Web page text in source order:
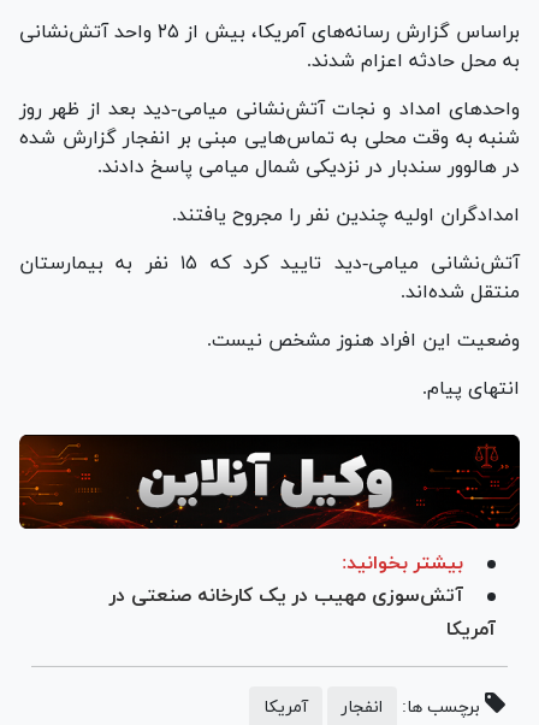
براساس گزارش رسانه‌های آمریکا، بیش از ۲۵ واحد آتش‌نشانی
به محل حادثه اعزام شدند.
واحدهای امداد و نجات آتش‌نشانی میامی-دید بعد از ظهر روز
شنبه به وقت محلی به تماس‌هایی مبنی بر انفجار گزارش شده
در هالوور سندبار در نزدیکی شمال میامی پاسخ دادند.
امدادگران اولیه چندین نفر را مجروح یافتند.
آتش‌نشانی میامی-دید تایید کرد که ۱۵ نفر به بیمارستان
منتقل شده‌اند.
وضعیت این افراد هنوز مشخص نیست.
انتهای پیام.
بیشتر بخوانید:
آتش‌سوزی مهیب در یک کارخانه صنعتی در
آمریکا
برچسب ها: انفجار آمریکا